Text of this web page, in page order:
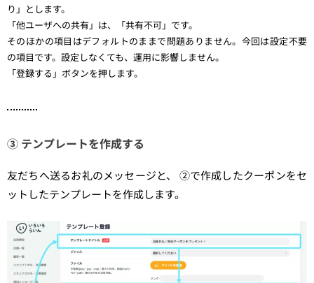
り」とします。
「他ユーザへの共有」は、「共有不可」です。
そのほかの項目はデフォルトのままで問題ありません。今回は設定不要
の項目です。設定しなくても、運用に影響しません。
「登録する」ボタンを押します。
③ テンプレートを作成する
友だちへ送るお礼のメッセージと、 ②で作成したクーポンをセ
ットしたテンプレートを作成します。